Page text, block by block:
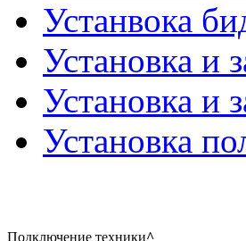
Устанвока
Установка и
Установка и
Установка
Подключение техники^